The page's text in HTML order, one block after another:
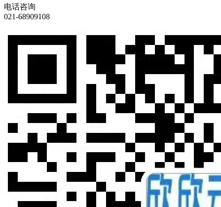
电话咨询
021-68909108